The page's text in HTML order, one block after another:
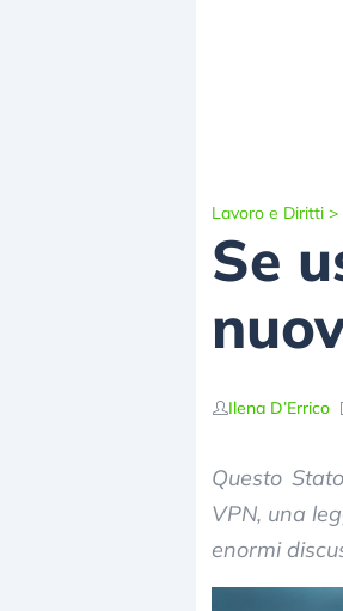
Lavoro e Diritti >
Se
Ilena D’Errico
Questo
VPN, una
enormi